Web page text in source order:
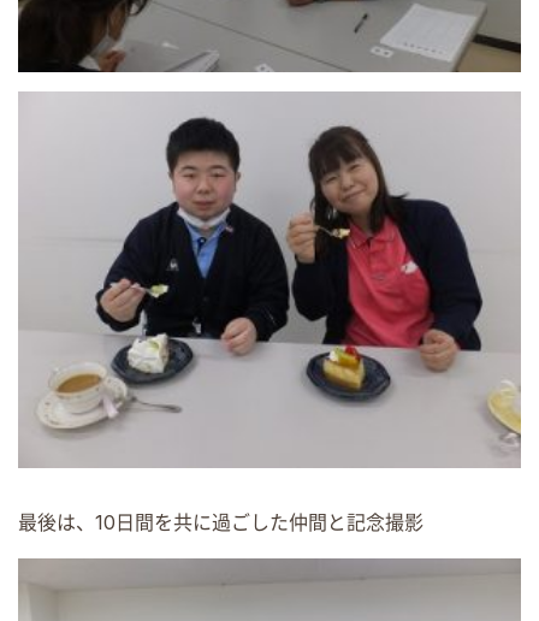
最後は、10日間を共に過ごした仲間と記念撮影